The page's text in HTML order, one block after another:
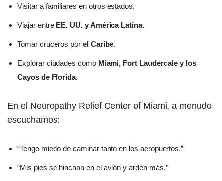
Visitar a familiares en otros estados.
Viajar entre EE. UU. y América Latina.
Tomar cruceros por el Caribe.
Explorar ciudades como Miami, Fort Lauderdale y los
Cayos de Florida.
En el Neuropathy Relief Center of Miami, a menudo
escuchamos:
“Tengo miedo de caminar tanto en los aeropuertos.”
“Mis pies se hinchan en el avión y arden más.”